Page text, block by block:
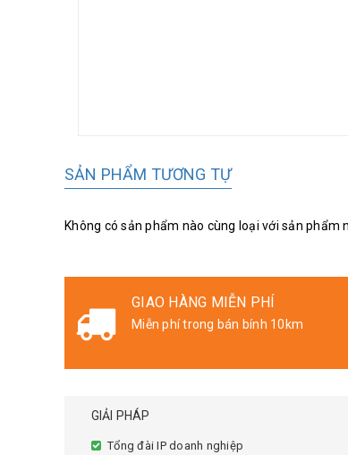
SẢN PHẨM TƯƠNG TỰ
Không có sản phẩm nào cùng loại với sản phẩm
GIAO HÀNG MIỄN PHÍ
Miễn phí trong bán bính 10km
GIẢI PHÁP
Tổng đài IP doanh nghiệp